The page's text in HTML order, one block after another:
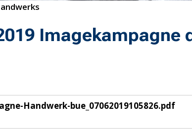
Imagekampagne
Handwerk-bue_07062019105826.pdf